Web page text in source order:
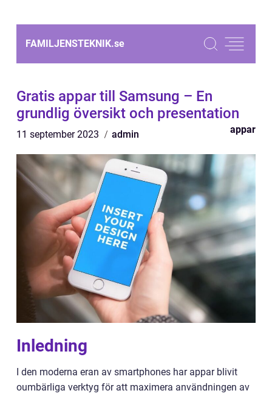
FAMILJENSTEKNIK.se
Gratis appar till Samsung – En
grundlig översikt och presentation
11 september 2023 admin appar
Inledning
I den moderna eran av smartphones har appar blivit
oumbärliga verktyg för att maximera användningen av